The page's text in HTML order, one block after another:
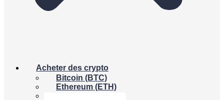
Acheter des crypto
Bitcoin (BTC)
Ethereum (ETH)